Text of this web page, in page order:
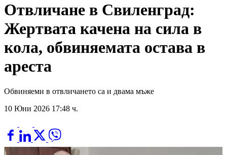
Отвличане в Свиленград:
Жертвата качена на сила в
кола, обвиняемата остава в
ареста
Обвиняеми в отвличането са и двама мъже
10 Юни 2026 17:48 ч.